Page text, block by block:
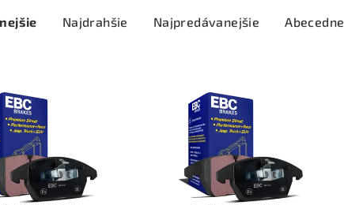
Najdrahšie Najpredávanejšie Abecedne